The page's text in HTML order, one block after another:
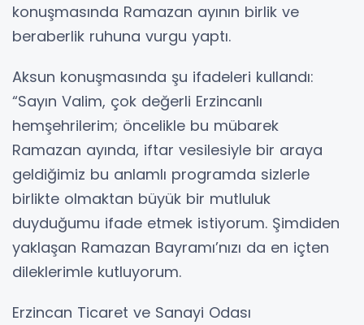
konuşmasında Ramazan ayının birlik ve
beraberlik ruhuna vurgu yaptı.
Aksun konuşmasında şu ifadeleri kullandı:
“Sayın Valim, çok değerli Erzincanlı
hemşehrilerim; öncelikle bu mübarek
Ramazan ayında, iftar vesilesiyle bir araya
geldiğimiz bu anlamlı programda sizlerle
birlikte olmaktan büyük bir mutluluk
duyduğumu ifade etmek istiyorum. Şimdiden
yaklaşan Ramazan Bayramı’nızı da en içten
dileklerimle kutluyorum.
Erzincan Ticaret ve Sanayi Odası